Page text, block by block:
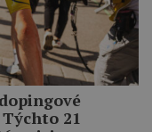
21